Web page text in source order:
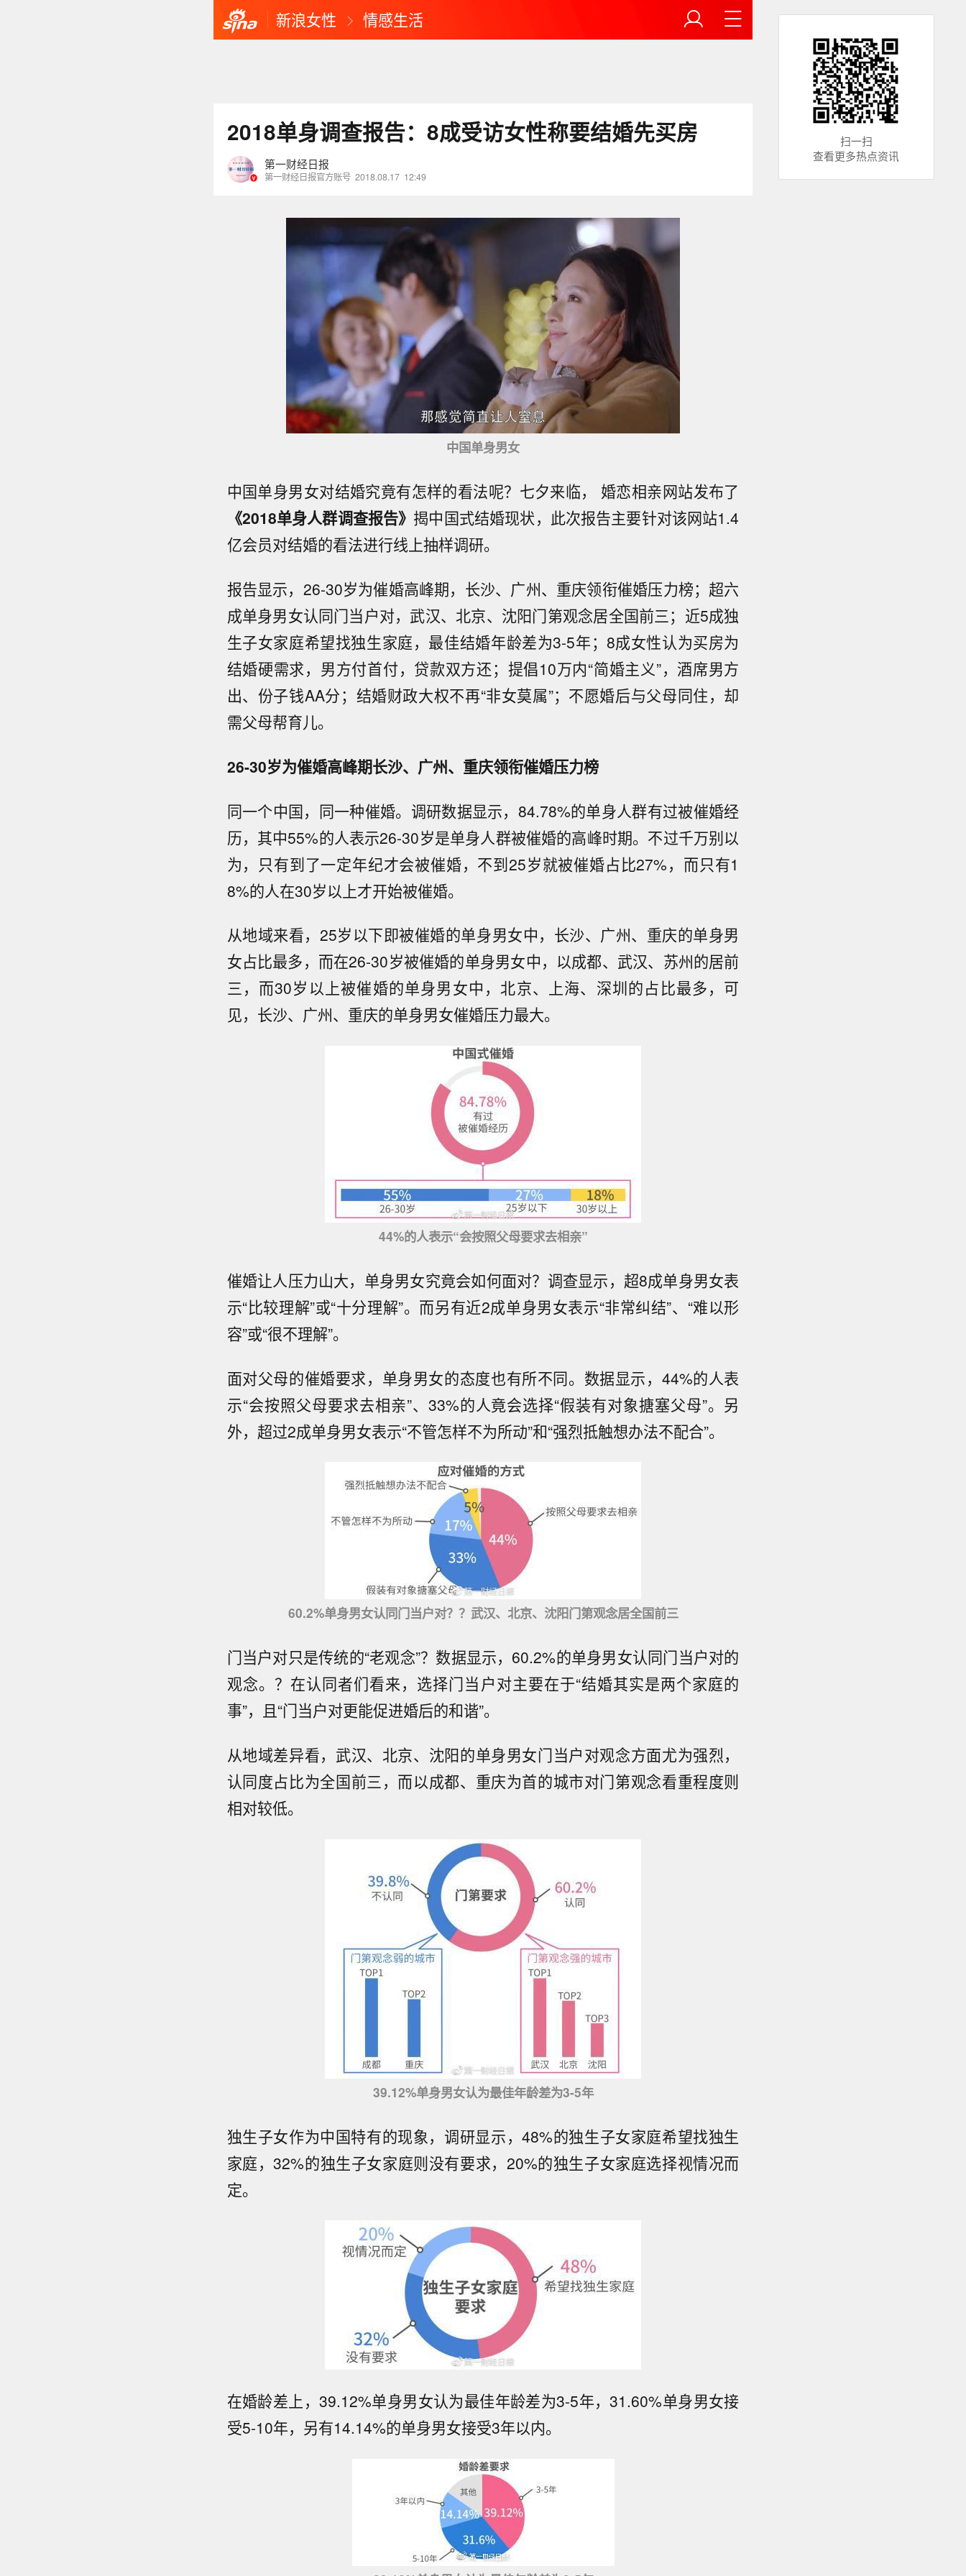
新浪女性 情感生活
2018单身调查报告：8成受访女性称要结婚先买房
第一财经日报
第一财经日报官方账号 2018.08.17 12:49
中国单身男女
中国单身男女对结婚究竟有怎样的看法呢？七夕来临， 婚恋相亲网站发布了
《2018单身人群调查报告》 揭中国式结婚现状，此次报告主要针对该网站1.4
亿会员对结婚的看法进行线上抽样调研。
报告显示，26-30岁为催婚高峰期，长沙、广州、重庆领衔催婚压力榜；超六
成单身男女认同门当户对，武汉、北京、沈阳门第观念居全国前三；近5成独
生子女家庭希望找独生家庭，最佳结婚年龄差为3-5年；8成女性认为买房为
结婚硬需求，男方付首付，贷款双方还；提倡10万内“简婚主义”，酒席男方
出、份子钱AA分；结婚财政大权不再“非女莫属”；不愿婚后与父母同住，却
需父母帮育儿。
26-30岁为催婚高峰期长沙、广州、重庆领衔催婚压力榜
同一个中国，同一种催婚。调研数据显示，84.78%的单身人群有过被催婚经
历，其中55%的人表示26-30岁是单身人群被催婚的高峰时期。不过千万别以
为，只有到了一定年纪才会被催婚，不到25岁就被催婚占比27%，而只有1
8%的人在30岁以上才开始被催婚。
从地域来看，25岁以下即被催婚的单身男女中，长沙、广州、重庆的单身男
女占比最多，而在26-30岁被催婚的单身男女中，以成都、武汉、苏州的居前
三，而30岁以上被催婚的单身男女中，北京、上海、深圳的占比最多，可
见，长沙、广州、重庆的单身男女催婚压力最大。
44%的人表示“会按照父母要求去相亲”
催婚让人压力山大，单身男女究竟会如何面对？调查显示，超8成单身男女表
示“比较理解”或“十分理解”。而另有近2成单身男女表示“非常纠结”、“难以形
容”或“很不理解”。
面对父母的催婚要求，单身男女的态度也有所不同。数据显示，44%的人表
示“会按照父母要求去相亲”、33%的人竟会选择“假装有对象搪塞父母”。另
外，超过2成单身男女表示“不管怎样不为所动”和“强烈抵触想办法不配合”。
60.2%单身男女认同门当户对？？武汉、北京、沈阳门第观念居全国前三
门当户对只是传统的“老观念”？数据显示，60.2%的单身男女认同门当户对的
观念。？在认同者们看来，选择门当户对主要在于“结婚其实是两个家庭的
事”，且“门当户对更能促进婚后的和谐”。
从地域差异看，武汉、北京、沈阳的单身男女门当户对观念方面尤为强烈，
认同度占比为全国前三，而以成都、重庆为首的城市对门第观念看重程度则
相对较低。
39.12%单身男女认为最佳年龄差为3-5年
独生子女作为中国特有的现象，调研显示，48%的独生子女家庭希望找独生
家庭，32%的独生子女家庭则没有要求，20%的独生子女家庭选择视情况而
定。
在婚龄差上，39.12%单身男女认为最佳年龄差为3-5年，31.60%单身男女接
受5-10年，另有14.14%的单身男女接受3年以内。
扫一扫
查看更多热点资讯